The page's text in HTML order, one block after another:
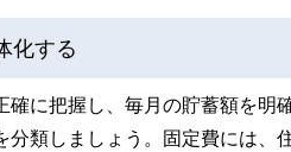
化する
に把握し、毎月の貯蓄額を明
類しましょう。固定費には、